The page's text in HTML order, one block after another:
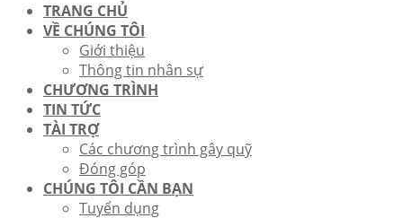
TRANG CHỦ
VỀ CHÚNG TÔI
Giới thiệu
Thông tin nhân sự
CHƯƠNG TRÌNH
TIN TỨC
TÀI TRỢ
Các chương trình gây quỹ
Đóng góp
CHÚNG TÔI CẦN BẠN
Tuyển dụng